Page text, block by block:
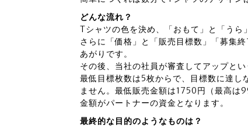
どんな流れ？
Tシャツの色を決め、「おもて」と「うら
さらに「価格」と「販売目標数」「募集
あがりです。
その後、当社の社員が審査してアップとい
最低目標枚数は5枚からで、目標数に達し
ません。最低販売金額は1750円（最高
金額がパートナーの資金となります。
最終的な目的のようなものは？